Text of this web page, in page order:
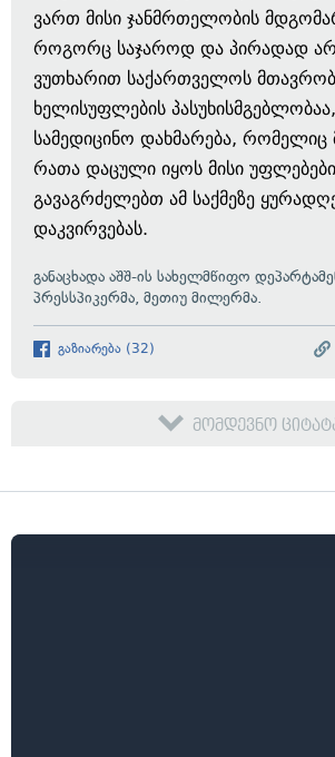
ვართ მისი ჯანმრთელობის
როგორც საჯაროდ და პირადად
ვუთხარით საქართველოს
ხელისუფლების
სამედიცინო დახმარება, რომელიც
რათა დაცული იყოს მისი
გავაგრძელებთ ამ საქმეზე
დაკვირვებას.
განაცხადა აშშ-ის სახელმწიფო
პრესსპიკერმა, მეთიუ მილერმა.
გაზიარება (32)
მომდევნო